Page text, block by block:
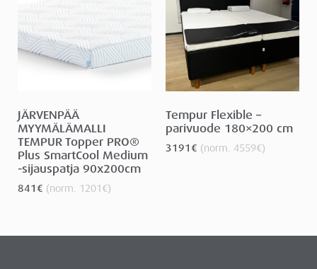
JÄRVENPÄÄ
MYYMÄLÄMALLI
TEMPUR Topper PRO®
Plus SmartCool Medium
-sijauspatja 90x200cm
841€ (norm. 1201€)
Tempur Flexible –
parivuode 180×200 cm
3191€ (norm. 4559€)